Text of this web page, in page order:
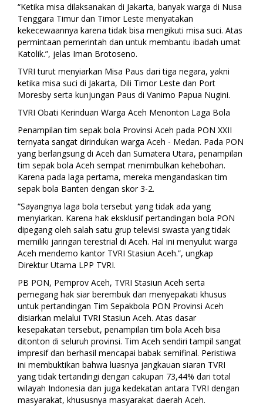
“Ketika misa dilaksanakan di Jakarta, banyak warga di Nusa
Tenggara Timur dan Timor Leste menyatakan
kekecewaannya karena tidak bisa mengikuti misa suci. Atas
permintaan pemerintah dan untuk membantu ibadah umat
Katolik.”, jelas Iman Brotoseno.
TVRI turut menyiarkan Misa Paus dari tiga negara, yakni
ketika misa suci di Jakarta, Dili Timor Leste dan Port
Moresby serta kunjungan Paus di Vanimo Papua Nugini.
TVRI Obati Kerinduan Warga Aceh Menonton Laga Bola
Penampilan tim sepak bola Provinsi Aceh pada PON XXII
ternyata sangat dirindukan warga Aceh - Medan. Pada PON
yang berlangsung di Aceh dan Sumatera Utara, penampilan
tim sepak bola Aceh sempat menimbulkan kehebohan.
Karena pada laga pertama, mereka mengandaskan tim
sepak bola Banten dengan skor 3-2.
“Sayangnya laga bola tersebut yang tidak ada yang
menyiarkan. Karena hak eksklusif pertandingan bola PON
dipegang oleh salah satu grup televisi swasta yang tidak
memiliki jaringan terestrial di Aceh. Hal ini menyulut warga
Aceh mendemo kantor TVRI Stasiun Aceh.”, ungkap
Direktur Utama LPP TVRI.
PB PON, Pemprov Aceh, TVRI Stasiun Aceh serta
pemegang hak siar berembuk dan menyepakati khusus
untuk pertandingan Tim Sepakbola PON Provinsi Aceh
disiarkan melalui TVRI Stasiun Aceh. Atas dasar
kesepakatan tersebut, penampilan tim bola Aceh bisa
ditonton di seluruh provinsi. Tim Aceh sendiri tampil sangat
impresif dan berhasil mencapai babak semifinal. Peristiwa
ini membuktikan bahwa luasnya jangkauan siaran TVRI
yang tidak tertandingi dengan cakupan 73,44% dari total
wilayah Indonesia dan juga kedekatan antara TVRI dengan
masyarakat, khususnya masyarakat daerah Aceh.